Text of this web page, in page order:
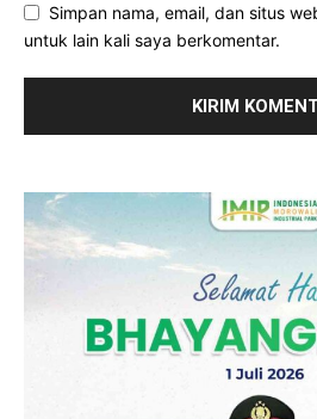
Simpan nama, email, dan situs
untuk lain kali saya berkomentar.